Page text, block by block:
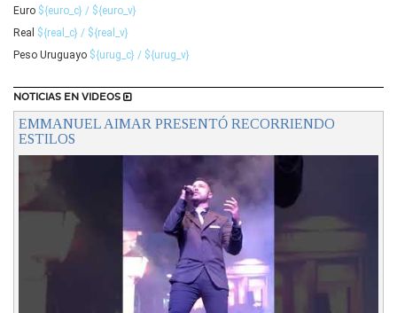
Euro ${euro_c} / ${euro_v}
Real ${real_c} / ${real_v}
Peso Uruguayo ${urug_c} / ${urug_v}
NOTICIAS EN VIDEOS
EMMANUEL AIMAR PRESENTÓ RECORRIENDO
ESTILOS